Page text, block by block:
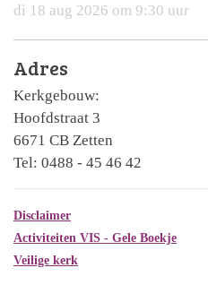
di 18 aug 2026 om 9:30 uur
Adres
Kerkgebouw:
Hoofdstraat 3
6671 CB Zetten
Tel: 0488 - 45 46 42
Disclaimer
Activiteiten VIS - Gele Boekje
Veilige kerk